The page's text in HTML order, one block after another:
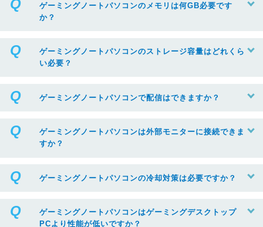
ゲーミングノートパソコンのメモリは何GB必要です
か？
ゲーミングノートパソコンのストレージ容量はどれくら
い必要？
ゲーミングノートパソコンで配信はできますか？
ゲーミングノートパソコンは外部モニターに接続できま
すか？
ゲーミングノートパソコンの冷却対策は必要ですか？
ゲーミングノートパソコンはゲーミングデスクトップ
PCより性能が低いですか？